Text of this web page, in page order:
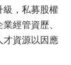
級，私募股權
經管資歷、
才資源以因應